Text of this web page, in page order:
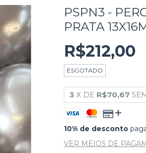
PSPN3 -
PRATA
R$212,00
ESGOTADO
3 X DE R$70,67
10% de desconto
VER MEIOS DE